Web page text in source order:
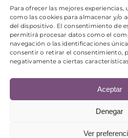
Para ofrecer las mejores
como las cookies para almacenar y/o
del dispositivo. El consentimiento de
permitirá procesar datos como el
navegación o las identificaciones
consentir o retirar el consentimiento,
negativamente a ciertas
Aceptar
Denegar
Ver
© Copyright 2026 Juguetería
-